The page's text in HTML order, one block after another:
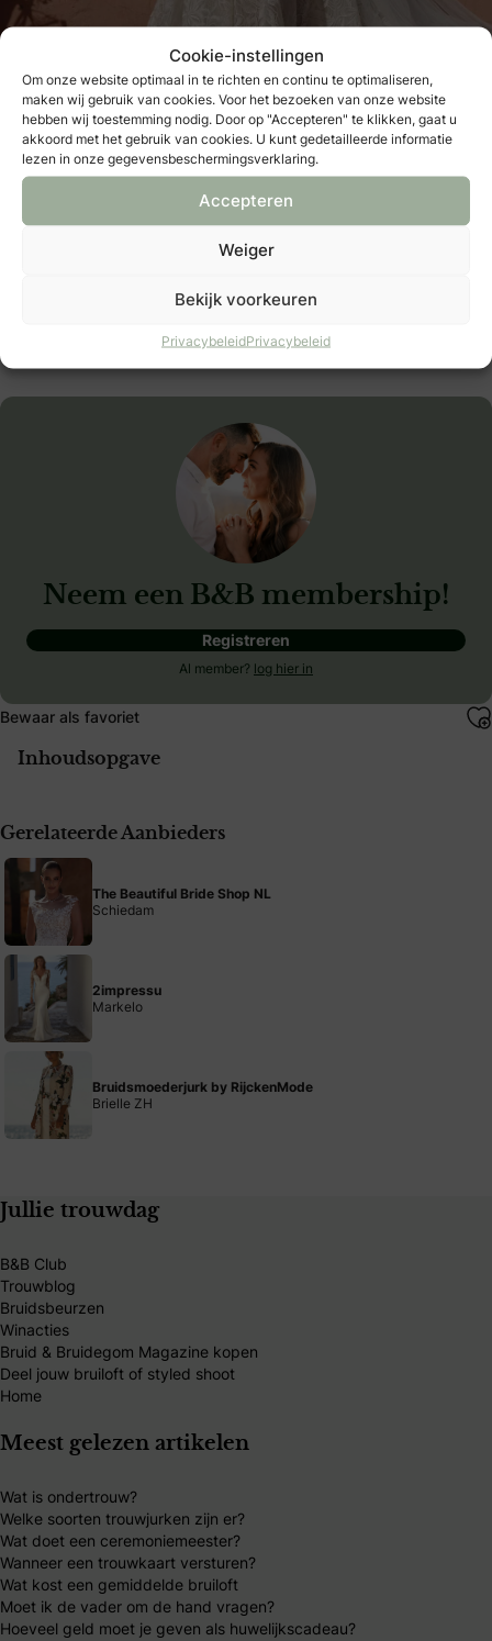
Cookie-instellingen
Om onze website optimaal in te richten en continu te optimaliseren,
maken wij gebruik van cookies. Voor het bezoeken van onze website
hebben wij toestemming nodig. Door op "Accepteren" te klikken, gaat u
akkoord met het gebruik van cookies. U kunt gedetailleerde informatie
lezen in onze gegevensbeschermingsverklaring.
Accepteren
Weiger
Bekijk voorkeuren
PrivacybeleidPrivacybeleid
3. De gebloemde illusie-details geven deze jurk een
romantisch en vrouwelijk karakter. VanCasablanca
4. Het all-over bladdesign geeft deze jurk een romantisch,
Madi Lane.
Neem een B&B membership!
Registreren
Al member? log hier in
Bewaar als favoriet
Inhoudsopgave
Gerelateerde Aanbieders
The Beautiful Bride Shop NL
Schiedam
2impressu
Markelo
Bruidsmoederjurk by RijckenMode
Brielle ZH
Jullie trouwdag
B&B Club
Trouwblog
Bruidsbeurzen
Winacties
Bruid & Bruidegom Magazine kopen
Deel jouw bruiloft of styled shoot
Home
Meest gelezen artikelen
Wat is ondertrouw?
Welke soorten trouwjurken zijn er?
Wat doet een ceremoniemeester?
Wanneer een trouwkaart versturen?
Wat kost een gemiddelde bruiloft
Moet ik de vader om de hand vragen?
Hoeveel geld moet je geven als huwelijkscadeau?